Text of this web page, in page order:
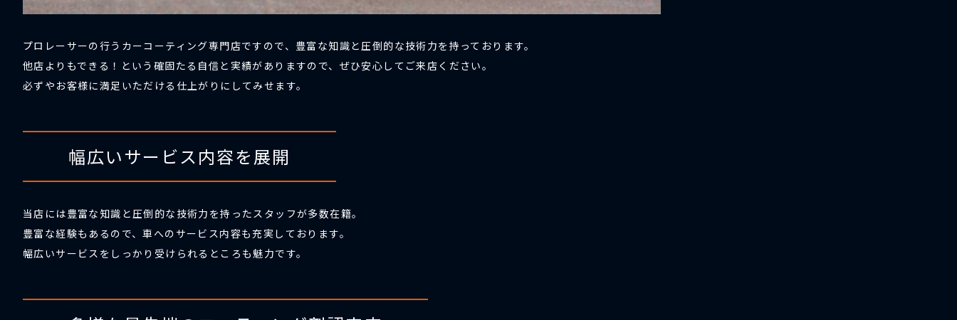
プロレーサーの行うカーコーティング専門店ですので、豊富な知識と圧倒的な技術力を持っております。
他店よりもできる！という確固たる自信と実績がありますので、ぜひ安心してご来店ください。
必ずやお客様に満足いただける仕上がりにしてみせます。
幅広いサービス内容を展開
当店には豊富な知識と圧倒的な技術力を持ったスタッフが多数在籍。
豊富な経験もあるので、車へのサービス内容も充実しております。
幅広いサービスをしっかり受けられるところも魅力です。